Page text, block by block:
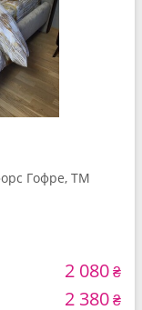
Гофре, ТМ
2 080₴
2 380₴